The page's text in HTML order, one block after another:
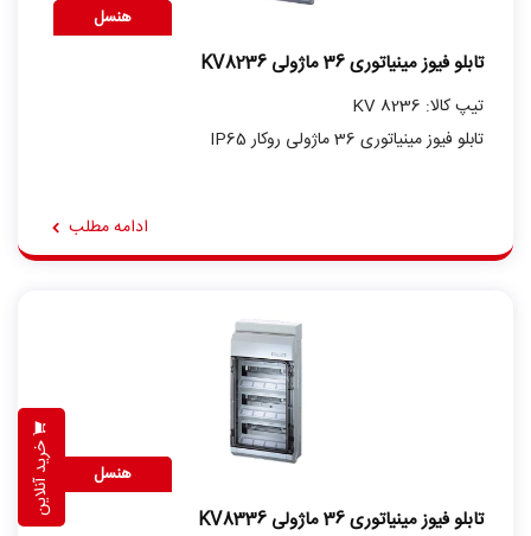
هنسل
تابلو فیوز مینیاتوری 36 ماژولی KV8236
تیپ کالا: KV 8236
تابلو فیوز مینیاتوری 36 ماژولی روکار IP65
ادامه مطلب
هنسل
تابلو فیوز مینیاتوری 36 ماژولی KV8336
خرید آنلاین